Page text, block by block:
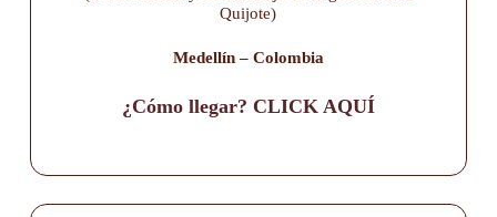
Quijote)
Medellín – Colombia
¿Cómo llegar? CLICK AQUÍ